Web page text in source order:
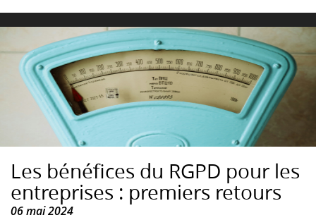
Les bénéfices du RGPD pour les
entreprises : premiers retours
06 mai 2024